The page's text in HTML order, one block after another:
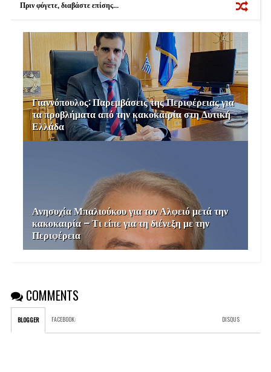
Πριν φύγετε, διαβάστε επίσης...
Γιαννόπουλος: Παρεμβάσεις της Περιφέρειας για
τα προβλήματα από την κακοκαιρία στη Δυτική
Ελλάδα
Ανησυχία Μπαλιούκου για τον Αλφειό μετά την
κακοκαιρία – Τι είπε για τη διένεξη με την
Περιφέρεια
COMMENTS
BLOGGER FACEBOOK: DISQUS